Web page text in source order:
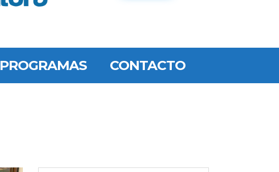
PROGRAMAS CONTACTO